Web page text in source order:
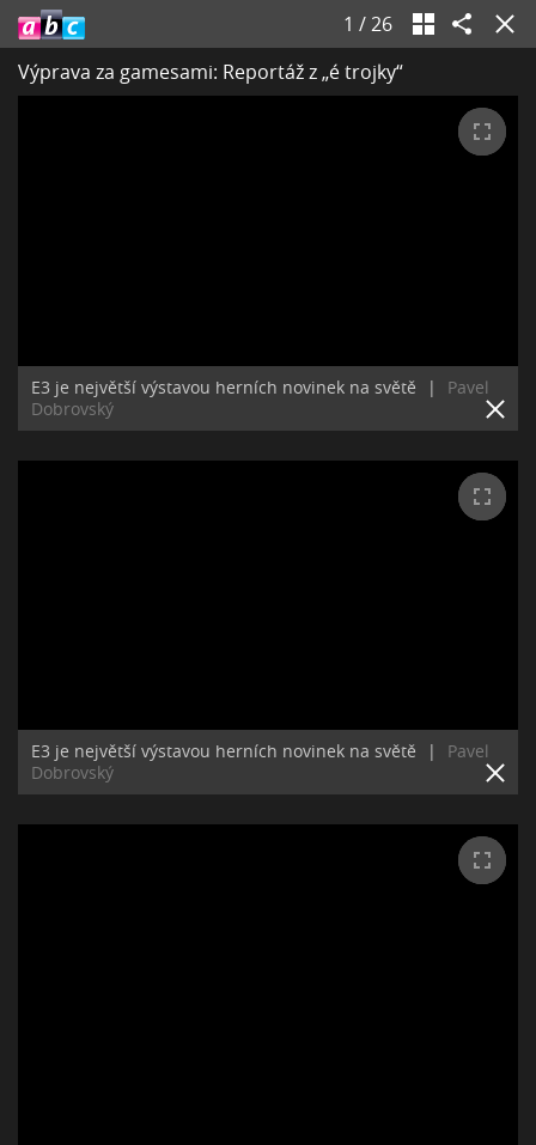
1 /26
Výprava za gamesami: Reportáž z „é trojky“
E3 je největší výstavou herních novinek na světě |
Pavel
Dobrovský
E3 je největší výstavou herních novinek na světě |
Pavel
Dobrovský